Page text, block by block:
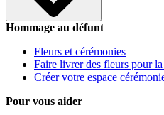
Hommage au défunt
Fleurs et cérémonies
Faire livrer des fleurs pour
Créer votre espace
Pour vous aider